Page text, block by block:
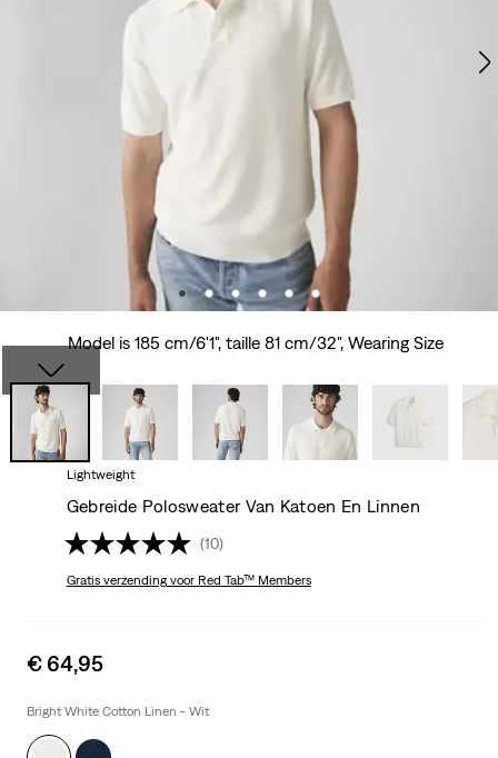
Model is 185 cm/6'1", taille 81 cm/32", Wearing Size
Lightweight
Gebreide Polosweater Van Katoen En Linnen
(10)
Gratis verzendingvoor Red Tab™ Members
Sale
is
€ 64,95
Bright White Cotton Linen - Wit